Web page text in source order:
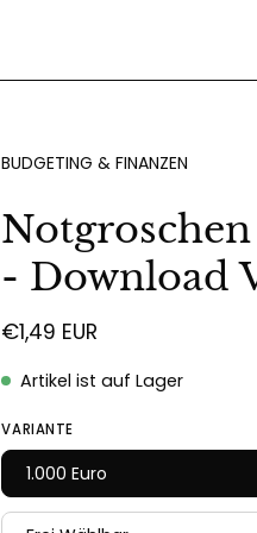
BUDGETING & FINANZEN
- Download
€1,49 EUR
Artikel ist auf Lager
VARIANTE
1.000 Euro